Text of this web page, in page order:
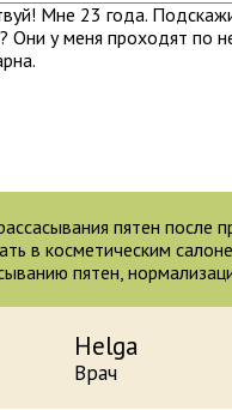
Мне 23 года.
Они у меня проходят по
пятен после
в косметическим
пятен,
Helga
Врач